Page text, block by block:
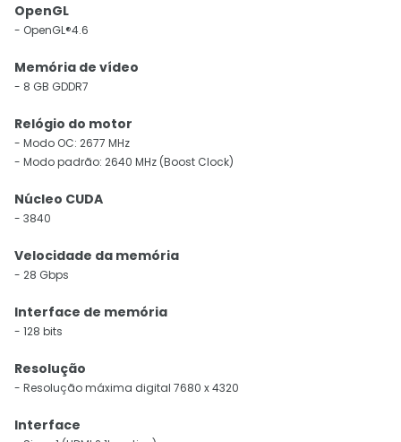
OpenGL
- OpenGL®4.6
Memória de vídeo
- 8 GB GDDR7
Relógio do motor
- Modo OC: 2677 MHz
- Modo padrão: 2640 MHz (Boost Clock)
Núcleo CUDA
- 3840
Velocidade da memória
- 28 Gbps
Interface de memória
- 128 bits
Resolução
- Resolução máxima digital 7680 x 4320
Interface